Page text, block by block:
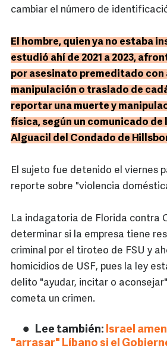
cambiar el número de
El hombre, quien ya no estaba
estudió ahí de 2021 a 2023,
por asesinato premeditado con
manipulación o traslado de
reportar una muerte y
física, según un comunicado de
Alguacil del Condado de
El sujeto fue detenido el viernes
reporte sobre "violencia
La indagatoria de Florida contra
determinar si la empresa tiene
criminal por el tiroteo de FSU y
homicidios de USF, pues la ley
delito "ayudar, incitar o
cometa un crimen.
Lee también: Israel
"arrasar" Líbano si el